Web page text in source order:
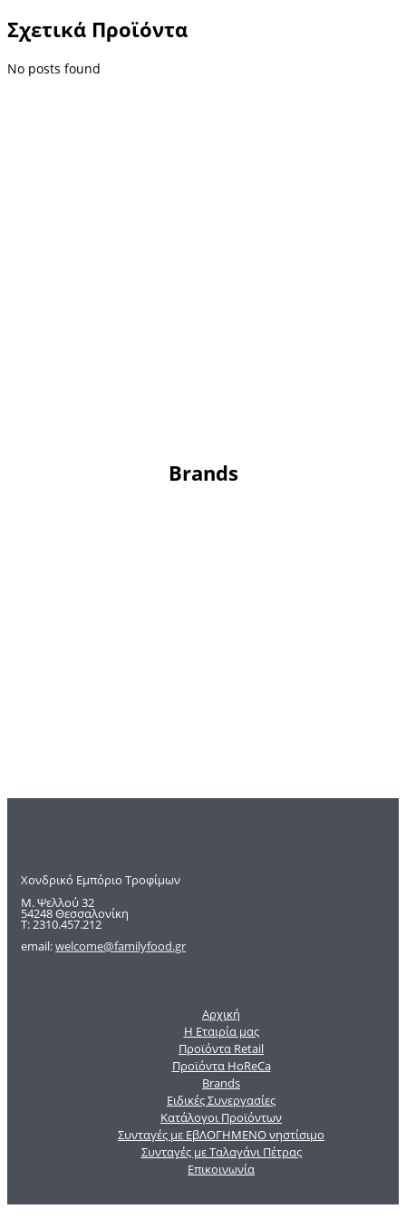
Σχετικά Προϊόντα
No posts found
Brands
Χονδρικό Εμπόριο Τροφίμων
Μ. Ψελλού 32
54248 Θεσσαλονίκη
Τ: 2310.457.212
email:welcome@familyfood.gr
Αρχική
Η Εταιρία μας
Προϊόντα Retail
Προϊόντα HoReCa
Brands
Ειδικές Συνεργασίες
Κατάλογοι Προϊόντων
Συνταγές με ΕβΛΟΓΗΜΕΝΟ νηστίσιμο
Συνταγές με Ταλαγάνι Πέτρας
Επικοινωνία